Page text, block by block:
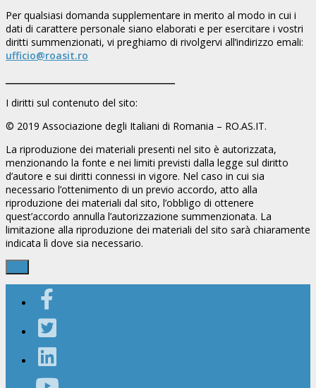
Per qualsiasi domanda supplementare in merito al modo in cui i
dati di carattere personale siano elaborati e per esercitare i vostri
diritti summenzionati, vi preghiamo di rivolgervi all’indirizzo emali:
ufficio@roasit.ro
I diritti sul contenuto del sito:
© 2019 Associazione degli Italiani di Romania – RO.AS.IT.
La riproduzione dei materiali presenti nel sito è autorizzata,
menzionando la fonte e nei limiti previsti dalla legge sul diritto
d’autore e sui diritti connessi in vigore. Nel caso in cui sia
necessario l’ottenimento di un previo accordo, atto alla
riproduzione dei materiali dal sito, l’obbligo di ottenere
quest’accordo annulla l’autorizzazione summenzionata. La
limitazione alla riproduzione dei materiali del sito sarà chiaramente
indicata lì dove sia necessario.